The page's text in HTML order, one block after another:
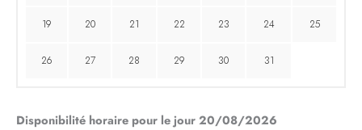
19 20 21 22 23 24 25
26 27 28 29 30 31
Disponibilité horaire pour le jour 20/08/2026